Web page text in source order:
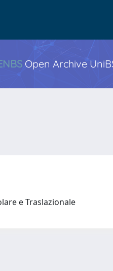
Open Archive
e Traslazionale